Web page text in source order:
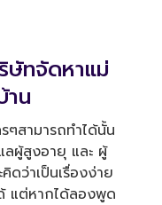
ษัทจัดหาแม่
าน
ๆสามารถทำได้นั้น
ลผู้สูงอายุ และ ผู้
ดว่าเป็นเรื่องง่าย
แต่หากได้ลองพูด